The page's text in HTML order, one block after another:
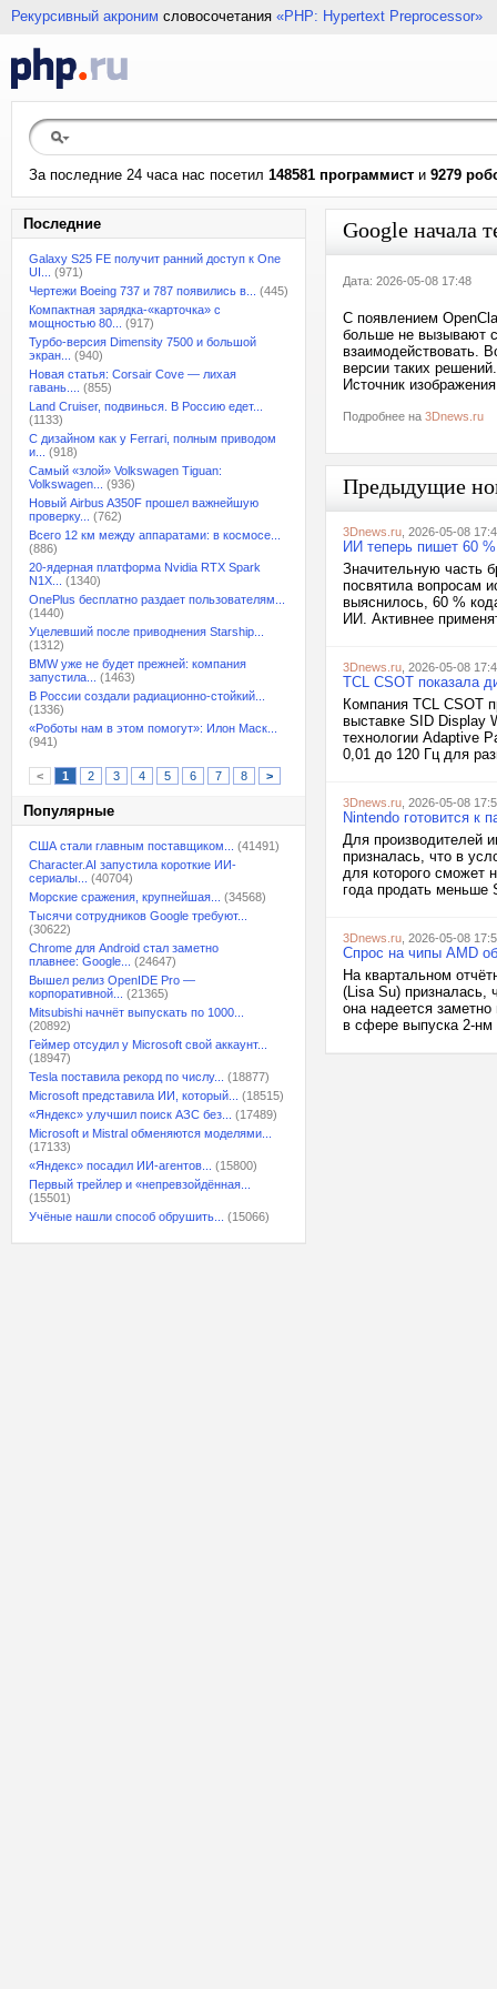
Рекурсивный акроним словосочетания «PHP: Hypertext Preprocessor»
За последние 24 часа нас посетил 148581 программист и 9279
Последние
Galaxy S25 FE получит ранний доступ к One
UI...
(971)
Чертежи Boeing 737 и 787 появились в...
(445)
Компактная зарядка-«карточка» с
мощностью 80...
(917)
Турбо-версия Dimensity 7500 и большой
экран...
(940)
Новая статья: Corsair Cove — лихая
гавань....
(855)
Land Cruiser, подвинься. В Россию едет...
(1133)
С дизайном как у Ferrari, полным приводом
и...
(918)
Самый «злой» Volkswagen Tiguan:
Volkswagen...
(936)
Новый Airbus A350F прошел важнейшую
проверку...
(762)
Всего 12 км между аппаратами: в космосе...
(886)
20-ядерная платформа Nvidia RTX Spark
N1X...
(1340)
OnePlus бесплатно раздает пользователям...
(1440)
Уцелевший после приводнения Starship...
(1312)
BMW уже не будет прежней: компания
запустила...
(1463)
В России создали радиационно-стойкий...
(1336)
«Роботы нам в этом помогут»: Илон Маск...
(941)
< 1 2 3 4 5 6 7 8 >
Популярные
США стали главным поставщиком...
(41491)
Character.AI запустила короткие ИИ-
сериалы...
(40704)
Морские сражения, крупнейшая...
(34568)
Тысячи сотрудников Google требуют...
(30622)
Chrome для Android стал заметно
плавнее: Google...
(24647)
Вышел релиз OpenIDE Pro —
корпоративной...
(21365)
Mitsubishi начнёт выпускать по 1000...
(20892)
Геймер отсудил у Microsoft свой аккаунт...
(18947)
Tesla поставила рекорд по числу...
(18877)
Microsoft представила ИИ, который...
(18515)
«Яндекс» улучшил поиск АЗС без...
(17489)
Microsoft и Mistral обменяются моделями...
(17133)
«Яндекс» посадил ИИ-агентов...
(15800)
Первый трейлер и «непревзойдённая...
(15501)
Учёные нашли способ обрушить...
(15066)
Google начала
Дата: 2026-05-08 17:48
С появлением
больше не вызывают
взаимодействовать.
версии таких
Источник
Подробнее на 3Dnews.ru
Предыдущие
3Dnews.ru , 2026-05-08
ИИ теперь пишет 60
Значительную часть
посвятила вопросам
выяснилось, 60 %
ИИ. Активнее
3Dnews.ru , 2026-05-08
TCL CSOT показала
Компания TCL CSOT
выставке SID Display
технологии Adaptive
0,01 до 120 Гц для
3Dnews.ru , 2026-05-08
Nintendo готовится к
Для производителей
призналась, что в
для которого сможет
года продать меньше
3Dnews.ru , 2026-05-08
Спрос на чипы AMD
На квартальном
(Lisa Su) призналась,
она надеется
в сфере выпуска 2-нм